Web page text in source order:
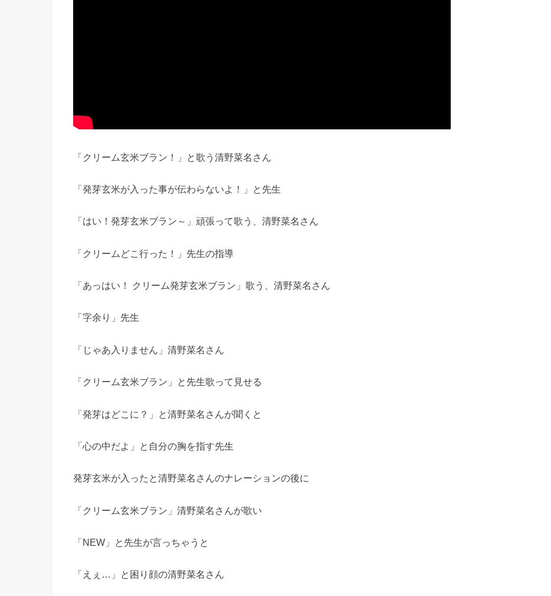
「クリーム玄米ブラン！」と歌う清野菜名さん
「発芽玄米が入った事が伝わらないよ！」と先生
「はい！発芽玄米ブラン～」頑張って歌う、清野菜名さん
「クリームどこ行った！」先生の指導
「あっはい！ クリーム発芽玄米ブラン」歌う、清野菜名さん
「字余り」先生
「じゃあ入りません」清野菜名さん
「クリーム玄米ブラン」と先生歌って見せる
「発芽はどこに？」と清野菜名さんが聞くと
「心の中だよ」と自分の胸を指す先生
発芽玄米が入ったと清野菜名さんのナレーションの後に
「クリーム玄米ブラン」清野菜名さんが歌い
「NEW」と先生が言っちゃうと
「えぇ…」と困り顔の清野菜名さん